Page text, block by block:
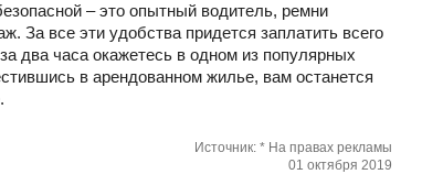
– это опытный водитель, ремни
За все эти удобства придется заплатить всего
два часа окажетесь в одном из популярных
в арендованном жилье, вам останется
Источник: * На правах рекламы
01 октября 2019